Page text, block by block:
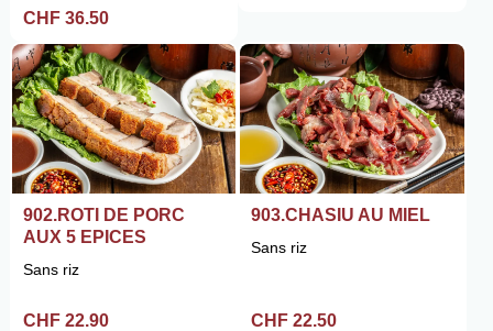
CHF 36.50
902.ROTI DE PORC
AUX 5 EPICES
Sans riz
CHF 22.90
903.CHASIU AU MIEL
Sans riz
CHF 22.50